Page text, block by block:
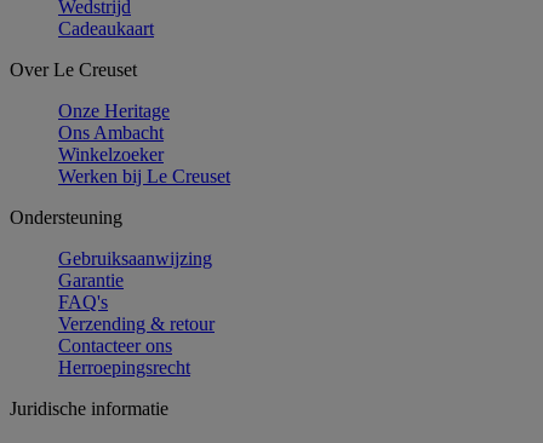
Wedstrijd
Cadeaukaart
Over Le Creuset
Onze Heritage
Ons Ambacht
Winkelzoeker
Werken bij Le Creuset
Ondersteuning
Gebruiksaanwijzing
Garantie
FAQ's
Verzending & retour
Contacteer ons
Herroepingsrecht
Juridische informatie